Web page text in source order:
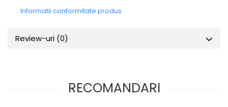
Informatii conformitate produs
Review-uri (0)
RECOMANDARI